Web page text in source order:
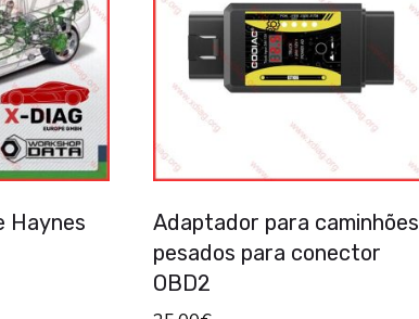
variants.
The
options
be
on
the
product
Haynes
Adaptador para caminhões
pesados para conector
OBD2